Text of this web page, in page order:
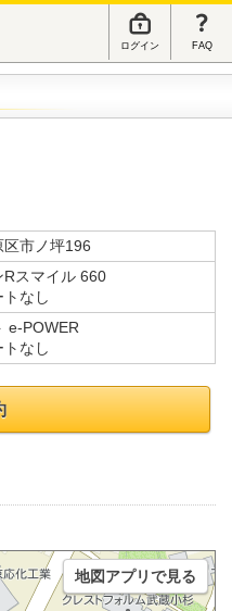
ログイン FAQ
市ノ坪196
スマイル 660
なし
e-POWER
なし
地図アプリで見る